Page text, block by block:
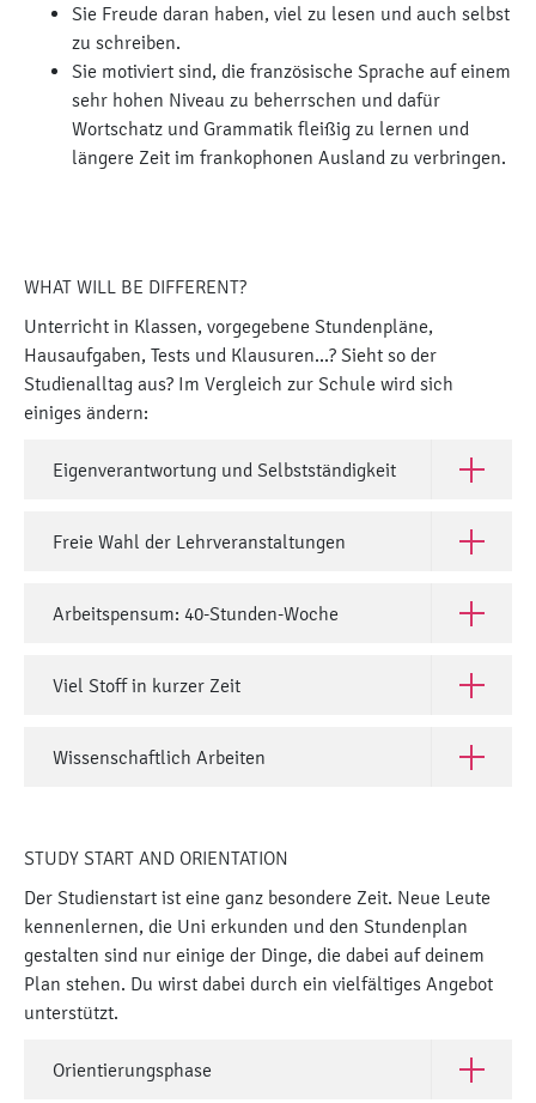
Sie Freude daran haben, viel zu lesen und auch selbst
zu schreiben.
Sie motiviert sind, die französische Sprache auf einem
sehr hohen Niveau zu beherrschen und dafür
Wortschatz und Grammatik fleißig zu lernen und
längere Zeit im frankophonen Ausland zu verbringen.
WHAT WILL BE DIFFERENT?
Unterricht in Klassen, vorgegebene Stundenpläne,
Hausaufgaben, Tests und Klausuren...? Sieht so der
Studienalltag aus? Im Vergleich zur Schule wird sich
einiges ändern:
Eigenverantwortung und Selbstständigkeit Open
Freie Wahl der Lehrveranstaltungen Open
Arbeitspensum: 40-Stunden-Woche Open
Viel Stoff in kurzer Zeit Open
Wissenschaftlich Arbeiten Open
STUDY START AND ORIENTATION
Der Studienstart ist eine ganz besondere Zeit. Neue Leute
kennenlernen, die Uni erkunden und den Stundenplan
gestalten sind nur einige der Dinge, die dabei auf deinem
Plan stehen. Du wirst dabei durch ein vielfältiges Angebot
unterstützt.
Orientierungsphase Open